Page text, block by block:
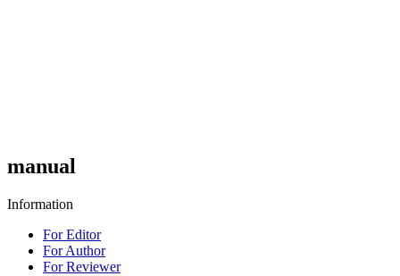
manual
Information
For Editor
For Author
For Reviewer